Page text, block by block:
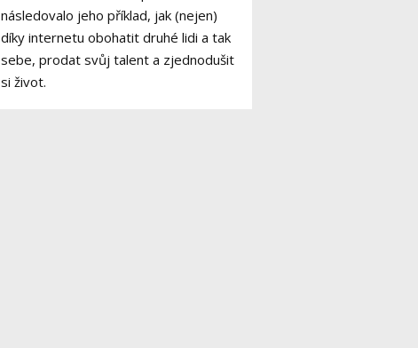
následovalo jeho příklad, jak (nejen)
díky internetu obohatit druhé lidi a tak
sebe, prodat svůj talent a zjednodušit
si život.